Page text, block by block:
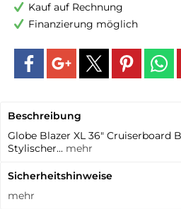
Kauf auf Rechnung
Finanzierung möglich
Beschreibung
Globe Blazer XL 36" Cruiserboard
Stylischer... mehr
Sicherheitshinweise
mehr